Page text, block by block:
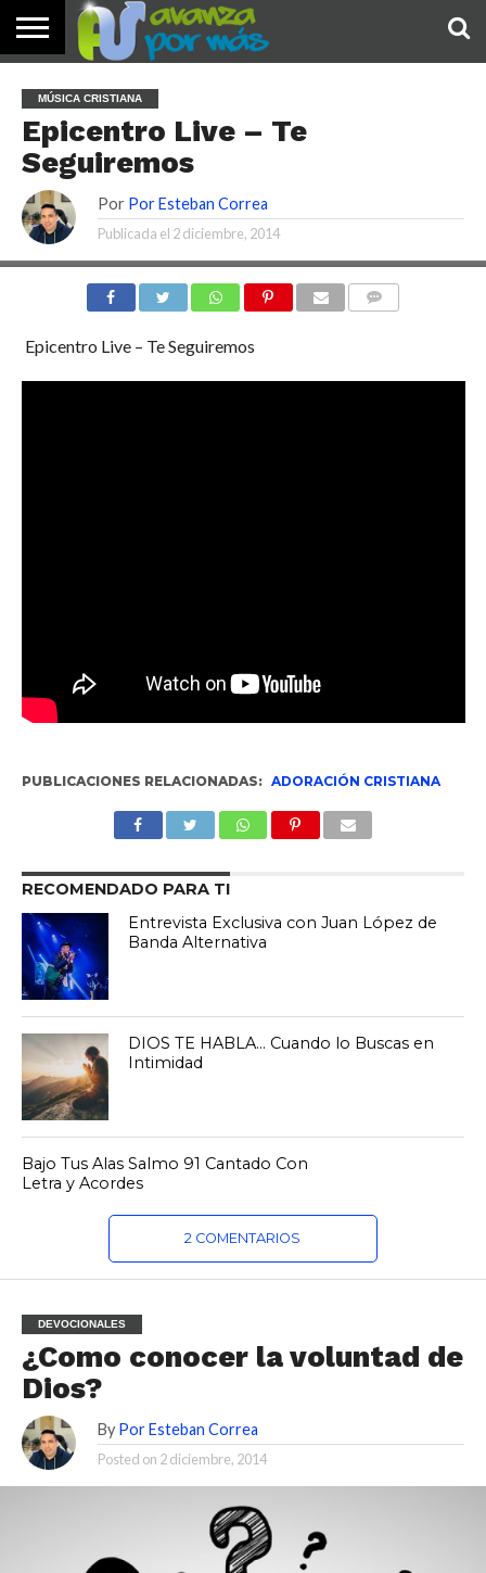
PALABRA
DE HOY
DEVOCIONALES
NOTICIAS
TESTIMONIOS
ORACIONES
SOBRE
NOSOTROS
IMÁGENES
MÚSICA CRISTIANA
Epicentro Live – Te
Seguiremos
Por Por Esteban Correa
Publicada el 2 diciembre, 2014
Epicentro Live – Te Seguiremos
PUBLICACIONES RELACIONADAS: ADORACIÓN CRISTIANA
RECOMENDADO PARA TI
Entrevista Exclusiva con Juan López de
Banda Alternativa
DIOS TE HABLA… Cuando lo Buscas en
Intimidad
Bajo Tus Alas Salmo 91 Cantado Con
Letra y Acordes
2 COMENTARIOS
DEVOCIONALES
¿Como conocer la voluntad de
Dios?
By Por Esteban Correa
Posted on 2 diciembre, 2014